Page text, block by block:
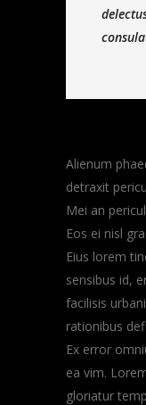
Alienum
detraxit
Mei an
Eos ei nisl
Eius lorem
sensibus id,
facilisis
rationibus
Ex error
ea vim.
gloriatur